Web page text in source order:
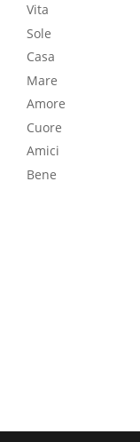
Vita
Sole
Casa
Mare
Amore
Cuore
Amici
Bene